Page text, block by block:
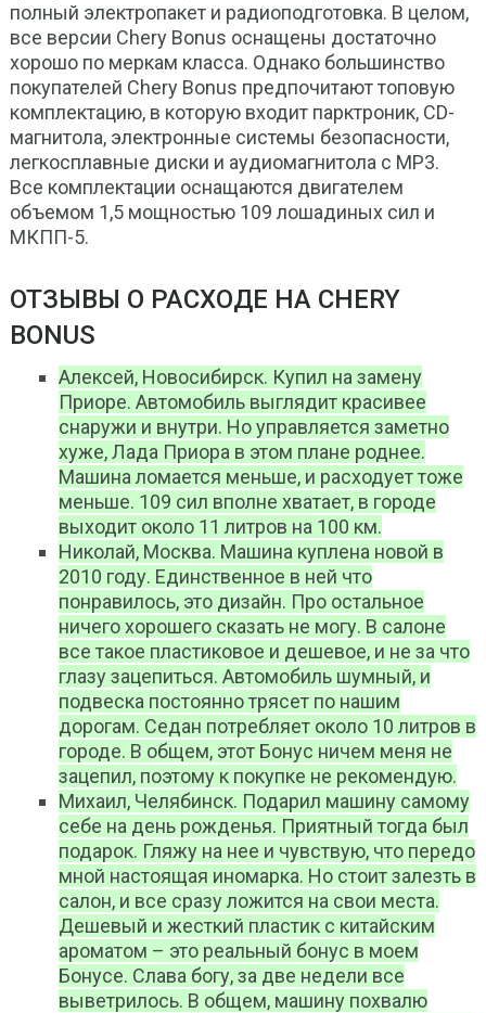
полный электропакет и радиоподготовка. В целом,
все версии Chery Bonus оснащены достаточно
хорошо по меркам класса. Однако большинство
покупателей Chery Bonus предпочитают топовую
комплектацию, в которую входит парктроник, CD-
магнитола, электронные системы безопасности,
легкосплавные диски и аудиомагнитола с MP3.
Все комплектации оснащаются двигателем
объемом 1,5 мощностью 109 лошадиных сил и
МКПП-5.
ОТЗЫВЫ О РАСХОДЕ НА CHERY
BONUS
Алексей, Новосибирск. Купил на замену
Приоре. Автомобиль выглядит красивее
снаружи и внутри. Но управляется заметно
хуже, Лада Приора в этом плане роднее.
Машина ломается меньше, и расходует тоже
меньше. 109 сил вполне хватает, в городе
выходит около 11 литров на 100 км.
Николай, Москва. Машина куплена новой в
2010 году. Единственное в ней что
понравилось, это дизайн. Про остальное
ничего хорошего сказать не могу. В салоне
все такое пластиковое и дешевое, и не за что
глазу зацепиться. Автомобиль шумный, и
подвеска постоянно трясет по нашим
дорогам. Седан потребляет около 10 литров в
городе. В общем, этот Бонус ничем меня не
зацепил, поэтому к покупке не рекомендую.
Михаил, Челябинск. Подарил машину самому
себе на день рожденья. Приятный тогда был
подарок. Гляжу на нее и чувствую, что передо
мной настоящая иномарка. Но стоит залезть в
салон, и все сразу ложится на свои места.
Дешевый и жесткий пластик с китайским
ароматом – это реальный бонус в моем
Бонусе. Слава богу, за две недели все
выветрилось. В общем, машину похвалю